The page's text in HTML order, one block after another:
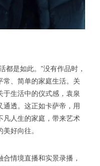
都是如此。”没有作品时，
常、简单的家庭生活。关
于生活中的仪式感，袁泉
透。这正如卡萨帝，用
凡人生的家庭，带来艺术
好向往。
情境直播和实景录播，